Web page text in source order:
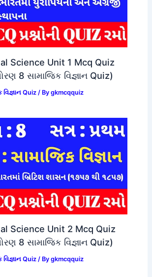
Science Unit 1 Mcq Quiz
8 સામાજિક વિજ્ઞાન Quiz)
વિજ્ઞાન Quiz/ By gkmcqquiz
Science Unit 2 Mcq Quiz
8 સામાજિક વિજ્ઞાન Quiz)
વિજ્ઞાન Quiz/ By gkmcqquiz